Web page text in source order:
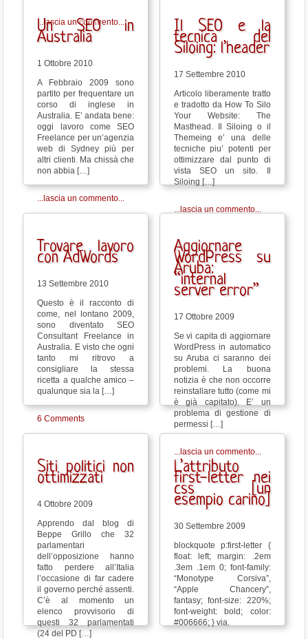
...lascia un commento...
Un SEO in
Australia
1 Ottobre 2010
A Febbraio 2009 sono
partito per frequentare un
corso di inglese in
Australia. E’ andata bene:
oggi lavoro come SEO
Freelance per un’agenzia
web di Sydney più per
altri clienti. Ma chissà che
non abbia […]
...lascia un commento...
Il SEO e la
tecnica del
Siloing: l’header
17 Settembre 2010
Articolo liberamente tratto
e tradotto da How To Silo
Your Website: The
Masthead. Il Siloing o il
Themeing e’ una delle
tecniche piu’ potenti per
ottimizzare dal punto di
vista SEO un sito. Il
Siloing […]
...lascia un commento...
Trovare lavoro
con AdWords
13 Settembre 2010
Questo è il racconto di
come, nel lontano 2009,
sono diventato SEO
Consultant Freelance in
Australia. E visto che ogni
tanto mi ritrovo a
consigliare la stessa
ricetta a qualche amico –
qualunque sia la […]
6 Comments
Aggiornare
WordPress su
Aruba:
“internal
server error”
17 Ottobre 2009
Se vi capita di aggiornare
WordPress in automatico
su Aruba ci saranno dei
problemi. La buona
notizia è che non occorre
reinstallare tutto (come mi
è già capitato). E’ un
problema di gestione di
permessi […]
...lascia un commento...
Siti politici non
ottimizzati
4 Ottobre 2009
Apprendo dal blog di
Beppe Grillo che 32
parlamentari
dell’opposizione hanno
fatto perdere all’Italia
l’occasione di far cadere
il governo perché assenti.
C’è al momento un
elenco provvisorio di
questi 32 parlamentati
(24 del PD […]
L’attributo
first-letter nei
css [un
esempio carino]
30 Settembre 2009
blockquote p:first-letter {
float: left; margin: .2em
.3em .1em 0; font-family:
“Monotype Corsiva”,
“Apple Chancery”,
fantasy; font-size: 220%;
font-weight: bold; color:
#006666; } via.